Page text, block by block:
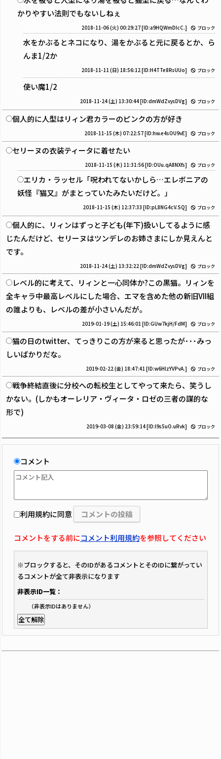
かりやすい法則でもないしねぇ
2018-11-06 (火) 00:29:27[ID:a9HQWmDIcC.] ブロック
水をかぶるとネコになり、湯をかぶると元に戻るとか、ら
んま1/2か
2018-11-11 (日) 18:56:12 [ID:H4TTe8RsUUo] ブロック
使い魔1/2
2018-11-24 (土) 13:30:44[ID:dmWdZvysDVg] ブロック
個人的に人型はリィン君カラーのピンクの方が好き
2018-11-15 (木) 07:22:57[ID:hw.e4sOU9vE] ブロック
セリーヌの衣装ティータに着せたい
2018-11-15 (木) 11:31:56[ID:OUu.qA8NXfs] ブロック
エリカ・ラッセル「呪われてないかしら…エレボニアの
妖怪『猫又』がまとっていたみたいだけど。」
2018-11-15 (木) 12:37:33 [ID:pL8NG4cV.SQ] ブロック
個人的に、リィンはずっと子ども(年下)扱いしてるように感
じたんだけど、セリーヌはツンデレのお姉さまにしか見えんと
です。
2018-11-24 (土) 13:32:22 [ID:dmWdZvysDVg] ブロック
レベル的に考えて、リィンと一心同体か?この黒猫。リィンを
全キャラ中最高レベルにした場合、エマを含めた他の新旧VII組
の誰よりも、レベルの差が小さいんだが。
2019-01-19 (土) 15:46:01 [ID:GUw7kjH/FdM] ブロック
猫の日のtwitter、てっきりこの方が来ると思ったが･･･みっ
しいばかりだな。
2019-02-22 (金) 18:47:41 [ID:w6HlzYVPvA.] ブロック
戦争終結直後に分校への転校生としてやって来たら、笑うし
かない。(しかもオーレリア・ヴィータ・ロゼの三者の謀的な
形で)
2019-03-08 (金) 23:59:14[ID:l9s5uO.uRvk] ブロック
コメント
利用規約に同意
コメントをする前にコメント利用規約を参照してください
※ブロックすると、そのIDがあるコメントとそのIDに繋がってい
るコメントが全て非表示になります
非表示ID一覧：
（非表示IDはありません）
全て解除